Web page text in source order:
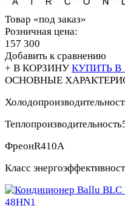
Товар «под заказ»
Розничная цена:
157 300
Добавить к сравнению
+ В КОРЗИНУ КУПИТЬ В
ОСНОВНЫЕ
Теплопроизводительность
ФреонR410A
Класс